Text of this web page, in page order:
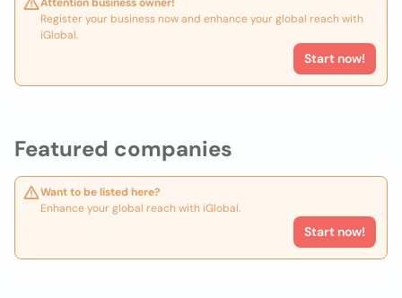
Featured companies
Want to be listed here?
Enhance your global reach with iGlobal.
Start now!
Register your business now and enhance your global reach with
iGlobal.
Start now!